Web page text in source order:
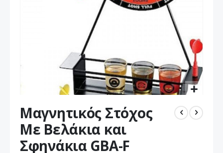
στην
αρχή
της
συλλογής
Μαγνητικός Στόχος
Με Βελάκια και
Σφηνάκια GBA-F